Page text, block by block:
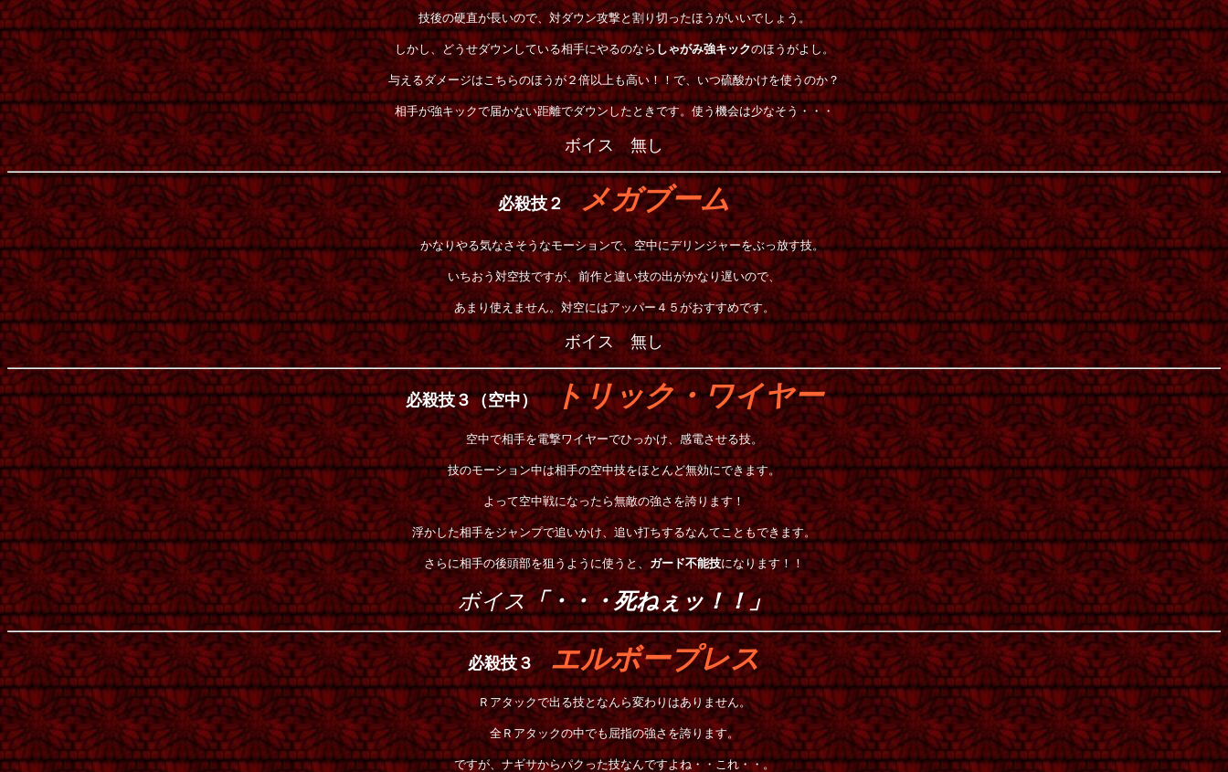
技後の硬直が長いので、対ダウン攻撃と割り切ったほうがいいでしょう。
しかし、どうせダウンしている相手にやるのならしゃがみ強キックのほうがよし。
与えるダメージはこちらのほうが２倍以上も高い！！で、いつ硫酸かけを使うのか？
相手が強キックで届かない距離でダウンしたときです。使う機会は少なそう・・・
ボイス 無し
必殺技２メガブーム
かなりやる気なさそうなモーションで、空中にデリンジャーをぶっ放す技。
いちおう対空技ですが、前作と違い技の出がかなり遅いので、
あまり使えません。対空にはアッパー４５がおすすめです。
ボイス 無し
必殺技３（空中）トリック・ワイヤー
空中で相手を電撃ワイヤーでひっかけ、感電させる技。
技のモーション中は相手の空中技をほとんど無効にできます。
よって空中戦になったら無敵の強さを誇ります！
浮かした相手をジャンプで追いかけ、追い打ちするなんてこともできます。
さらに相手の後頭部を狙うように使うと、 ガード不能技になります！！
ボイス「・・・死ねぇッ！！」
必殺技３ エルボープレス
Ｒアタックで出る技となんら変わりはありません。
全Ｒアタックの中でも屈指の強さを誇ります。
ですが、ナギサからパクった技なんですよね・・これ・・。